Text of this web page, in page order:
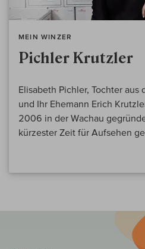
MEIN WINZER
Pichler Krutzler
Elisabeth Pichler, Tochter aus
und Ihr Ehemann Erich
2006 in der Wachau
kürzester Zeit für Aufsehen